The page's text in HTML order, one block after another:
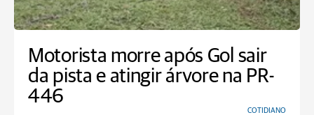
Motorista morre após Gol sair
da pista e atingir árvore na PR-
446
COTIDIANO